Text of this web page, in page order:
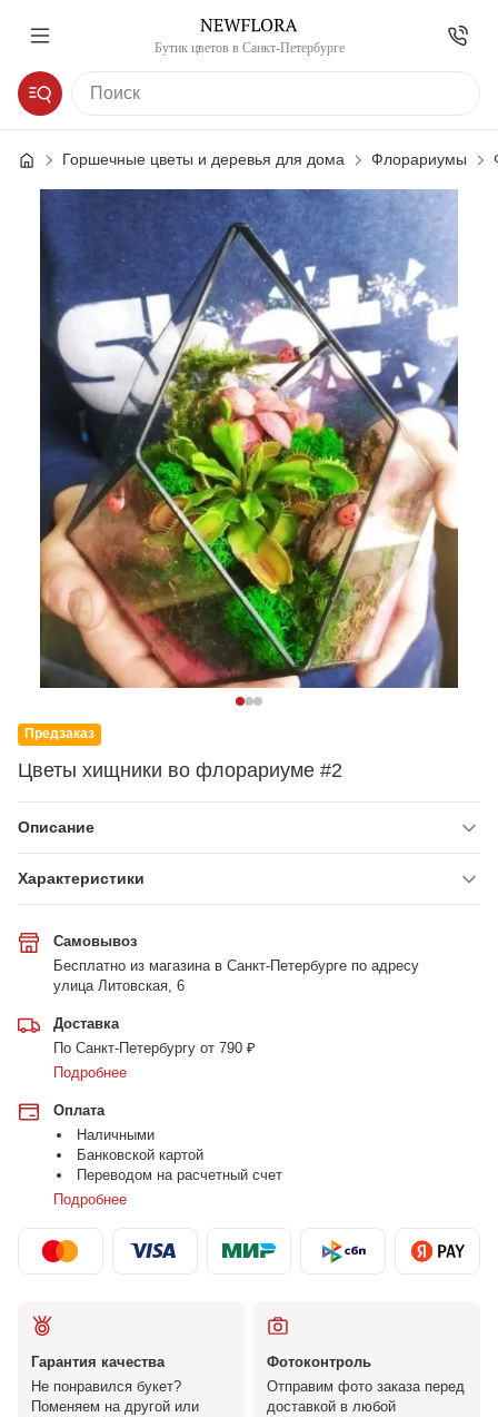
Бутик цветов в Санкт-Петербурге
Горшечные цветы и деревья для дома Флорариумы
Предзаказ
Цветы хищники во флорариуме #2
Описание
Характеристики
Самовывоз
Бесплатно из магазина в Санкт-Петербурге по адресу
улица Литовская, 6
Доставка
По Санкт-Петербургу от 790 ₽
Подробнее
Оплата
Наличными
Банковской картой
Переводом на расчетный счет
Подробнее
Гарантия качества
Не понравился букет?
Поменяем на другой или
Фотоконтроль
Отправим фото заказа перед
доставкой в любой